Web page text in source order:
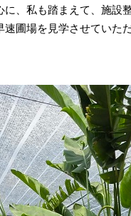
に、私も踏まえて、施設
圃場を見学させていただ